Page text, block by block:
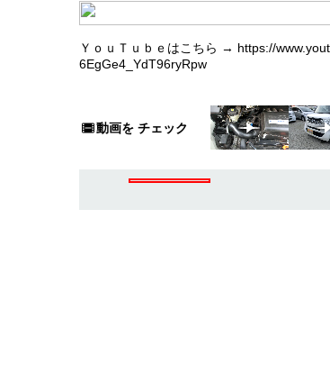
ＹｏｕＴｕｂｅはこちら → https://
6EgGe4_YdT96ryRpw
動画を チェック